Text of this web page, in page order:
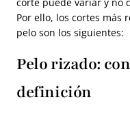
Por ello, los cortes más
pelo son los siguientes:
Pelo rizado:
definición